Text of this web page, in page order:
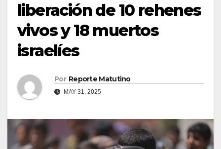
liberación de 10 rehenes
vivos y 18 muertos
israelíes
Por Reporte Matutino
MAY 31, 2025